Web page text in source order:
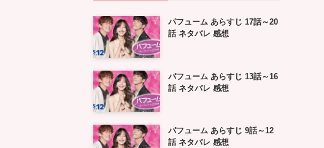
パフューム あらすじ 17話～20
話 ネタバレ 感想
パフューム あらすじ 13話～16
話 ネタバレ 感想
パフューム あらすじ 9話～12
話 ネタバレ 感想